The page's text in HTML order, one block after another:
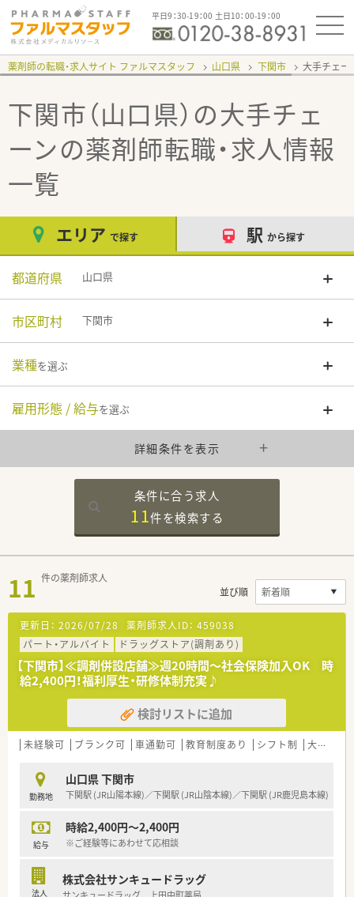
平日9：30-19：00 土日10：00-19：00
薬剤師の転職・求人サイト ファルマスタッフ 山口県 下関市 大手チェー
下関市（山口県）の大手チェ
ーンの薬剤師転職・求人情報
一覧
エリア で探す 駅 から探す
都道府県 山口県
市区町村 下関市
業種を選ぶ
雇用形態 / 給与を選ぶ
詳細条件を表示
条件に合う求人
11件を検索する
11 件の薬剤師求人
並び順
更新日： 2026/07/28 薬剤師求人ID： 459038
パート・アルバイト
ドラッグストア(調剤あり)
【下関市】≪調剤併設店舗≫週20時間～社会保険加入OK 時
給2,400円！福利厚生・研修体制充実♪
検討リストに追加
未経験可 ブランク可 車通勤可 教育制度あり シフト制 大手チェーン
勤務地
山口県 下関市
下関駅 (JR山陽本線)／下関駅 (JR山陰本線)／下関駅 (JR鹿児島本線)
給与
時給2,400円～2,400円
※ご経験等にあわせて応相談
法人
株式会社サンキュードラッグ